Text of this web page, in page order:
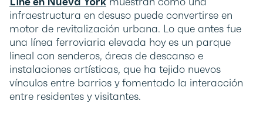
infraestructura en desuso puede convertirse en
motor de revitalización urbana. Lo que antes fue
una línea ferroviaria elevada hoy es un parque
lineal con senderos, áreas de descanso e
instalaciones artísticas, que ha tejido nuevos
vínculos entre barrios y fomentado la interacción
entre residentes y visitantes.